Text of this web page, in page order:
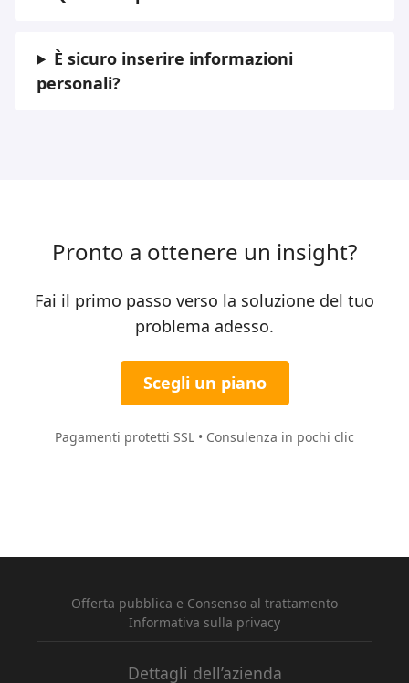
È sicuro inserire informazioni
personali?
Pronto a ottenere un insight?
Fai il primo passo verso la soluzione del tuo
problema adesso.
Scegli un piano
Pagamenti protetti SSL • Consulenza in pochi clic
Offerta pubblica e Consenso al trattamento
Informativa sulla privacy
Dettagli dell’azienda